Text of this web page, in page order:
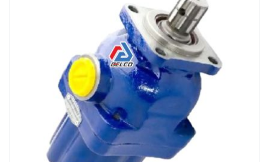
با ما